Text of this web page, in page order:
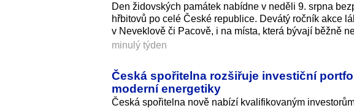
Den židovských památek nabídne v neděli 9. srpna
hřbitovů po celé České republice. Devátý ročník akce
v Neveklově či Pacově, i na místa, která bývají běžně
minulý týden
Česká spořitelna rozšiřuje investiční
moderní energetiky
Česká spořitelna nově nabízí kvalifikovaným